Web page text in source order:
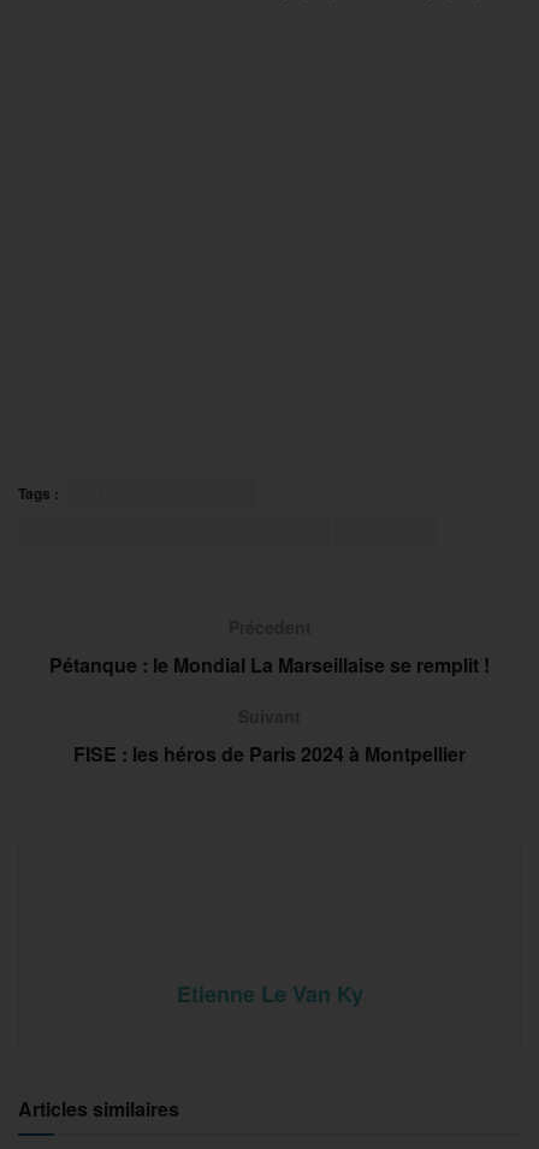
Tags :
Pétanque : le Mondial La Marseillaise se remplit !
FISE : les héros de Paris 2024 à Montpellier
Etienne Le Van Ky
Articles similaires